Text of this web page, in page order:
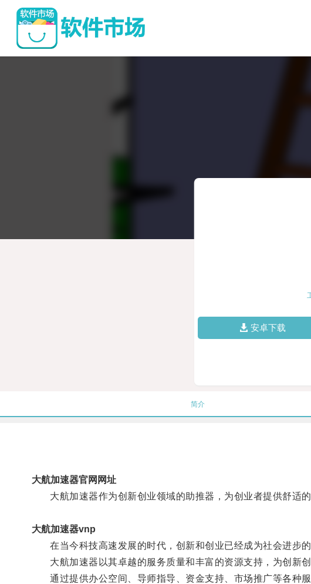
安卓下载
简介
大航加速器官网网址
大航加速器作为创新创业领域的助推器，为创业者提供舒适的
大航加速器vnp
在当今科技高速发展的时代，创新和创业已经成为社会进步的
大航加速器以其卓越的服务质量和丰富的资源支持，为创新创
通过提供办公空间、导师指导、资金支持、市场推广等各种服